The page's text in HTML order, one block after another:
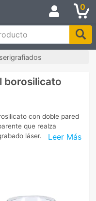
0
borosilicato
Leer Más
con doble pared
que realza
láser.